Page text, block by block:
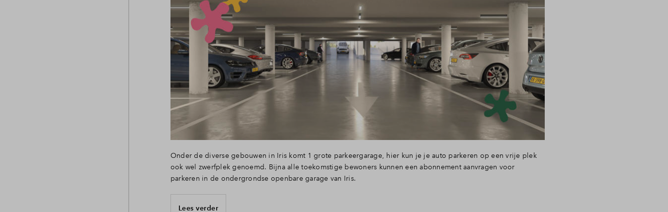
Onder de diverse gebouwen in Iris komt 1 grote parkeergarage, hier kun je je auto parkeren op een vrije plek
ook wel zwerfplek genoemd. Bijna alle toekomstige bewoners kunnen een abonnement aanvragen voor
parkeren in de ondergrondse openbare garage van Iris.
Lees verder